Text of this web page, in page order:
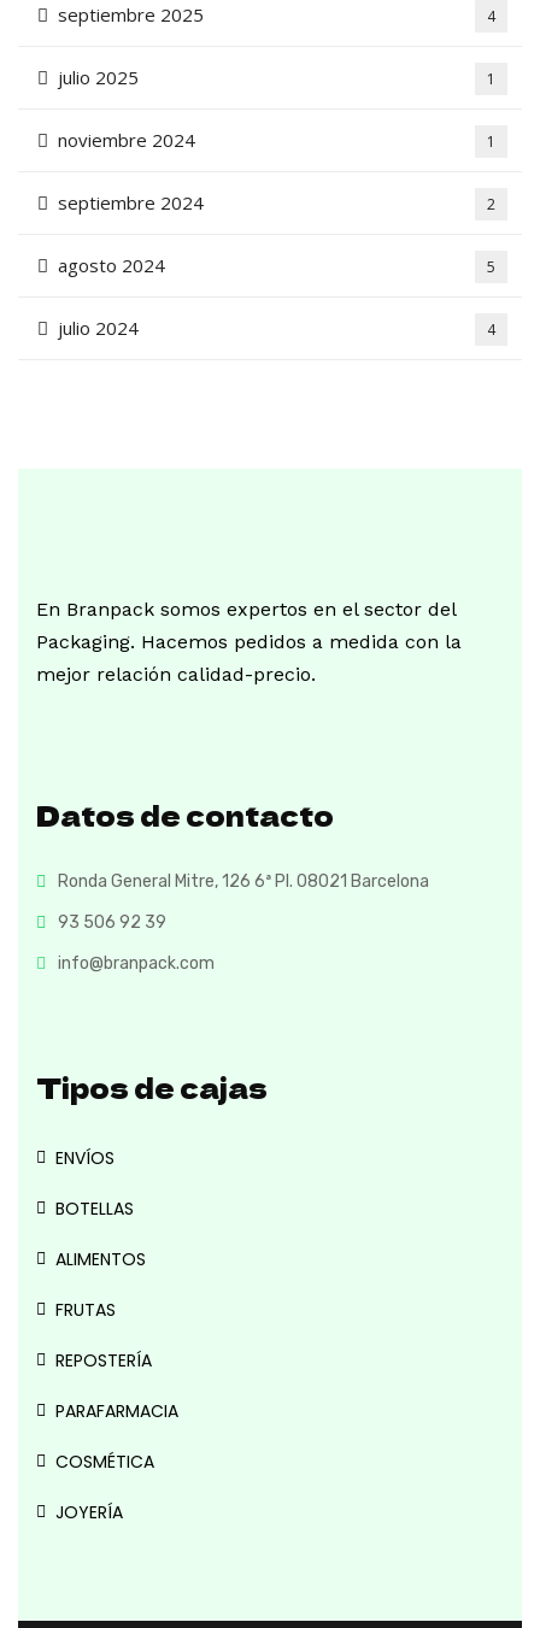
septiembre 2025 4
julio 2025 1
noviembre 2024 1
septiembre 2024 2
agosto 2024 5
julio 2024 4
En Branpack somos expertos en el sector del
Packaging. Hacemos pedidos a medida con la
mejor relación calidad-precio.
Datos de contacto
Ronda General Mitre, 126 6ª Pl. 08021 Barcelona
93 506 92 39
info@branpack.com
Tipos de cajas
ENVÍOS
BOTELLAS
ALIMENTOS
FRUTAS
REPOSTERÍA
PARAFARMACIA
COSMÉTICA
JOYERÍA